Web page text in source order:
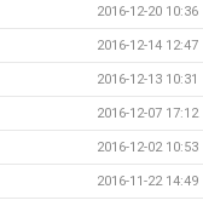
2016-12-20 10:36
2016-12-14 12:47
2016-12-13 10:31
2016-12-07 17:12
2016-12-02 10:53
2016-11-22 14:49